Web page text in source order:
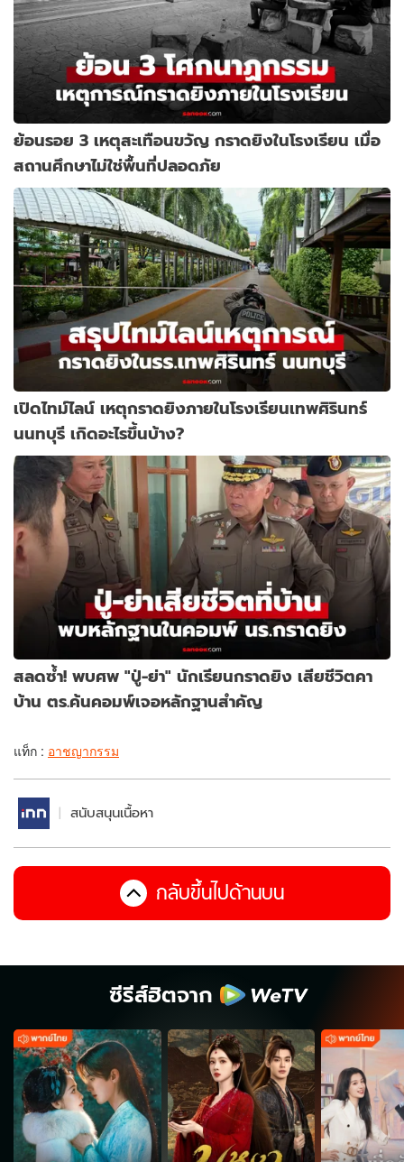
ย้อนรอย 3 เหตุสะเทือนขวัญ กราดยิงในโรงเรียน เมื่อ
สถานศึกษาไม่ใช่พื้นที่ปลอดภัย
เปิดไทม์ไลน์ เหตุกราดยิงภายในโรงเรียนเทพศิรินทร์
นนทบุรี เกิดอะไรขึ้นบ้าง?
สลดซ้ำ! พบศพ "ปู่-ย่า" นักเรียนกราดยิง เสียชีวิตคา
บ้าน ตร.ค้นคอมพ์เจอหลักฐานสำคัญ
แท็ก : อาชญากรรม
สนับสนุนเนื้อหา
กลับขึ้นไปด้านบน
ซีรีส์ฮิตจาก